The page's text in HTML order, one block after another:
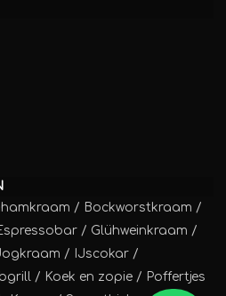
/ Bockworstkraam /
/ Glühweinkraam /
/ IJscokar /
/ Koek en zopie / Poffertjes